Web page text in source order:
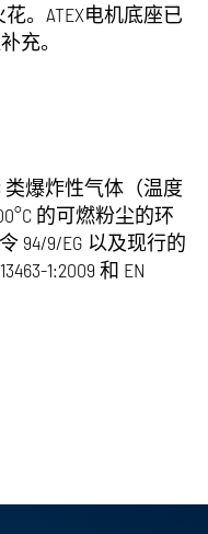
。ATEX电机底座已
充。
类爆炸性气体（温度
的可燃粉尘的环
94/9/EG 以及现行的
1:2009 和 EN